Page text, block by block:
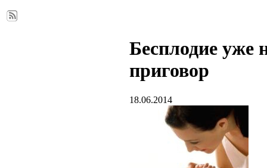
Бесплодие уже
приговор
18.06.2014